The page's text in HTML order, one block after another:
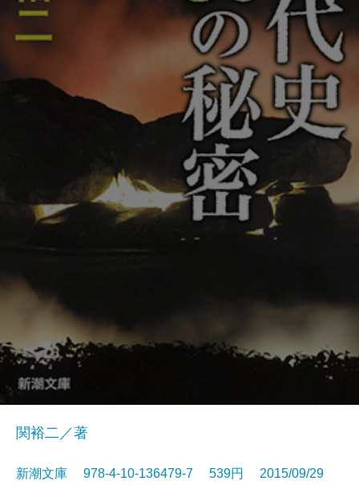
関裕二／著
新潮文庫 978-4-10-136479-7 539円 2015/09/29